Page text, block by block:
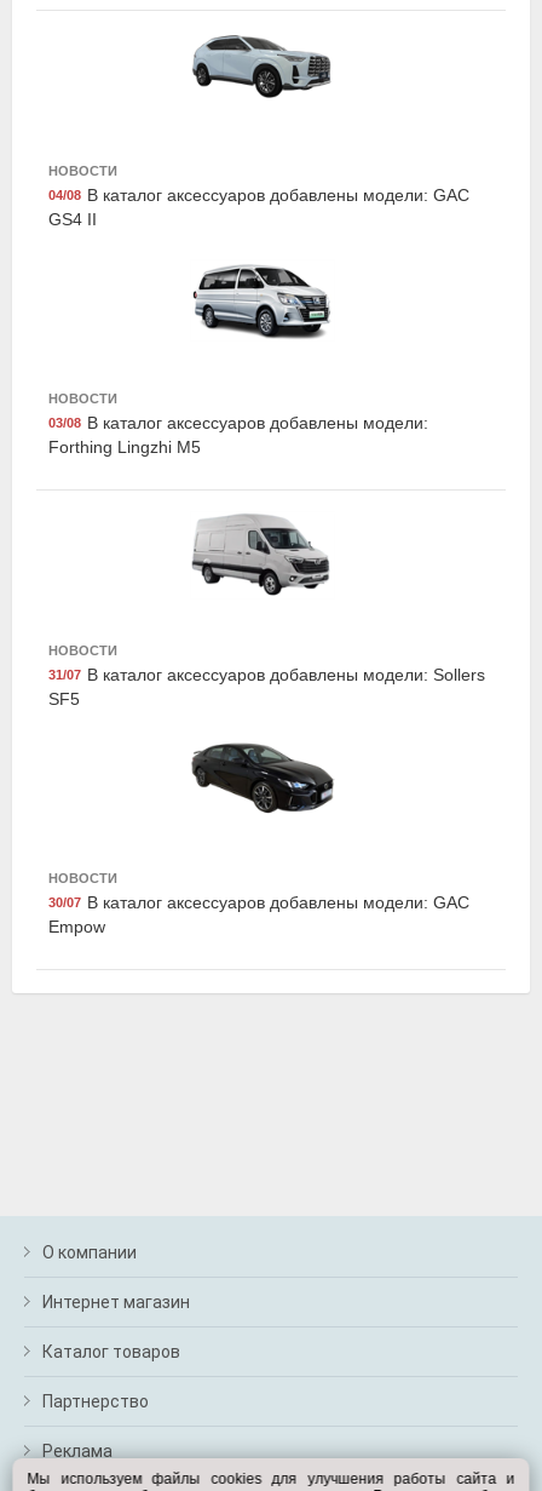
LAVR LN3516
Exist E77290LCR
Жидкость охлаждающая "Antifreeze G12+", красная,
НОВОСТИ
04/08 В каталог аксессуаров добавлены модели: GAC
GS4 II
НОВОСТИ
03/08 В каталог аксессуаров добавлены модели:
Forthing Lingzhi M5
НОВОСТИ
31/07 В каталог аксессуаров добавлены модели: Sollers
SF5
НОВОСТИ
30/07 В каталог аксессуаров добавлены модели: GAC
Empow
О компании
Интернет магазин
Каталог товаров
Партнерство
Реклама
Мы используем файлы cookies для улучшения работы сайта и